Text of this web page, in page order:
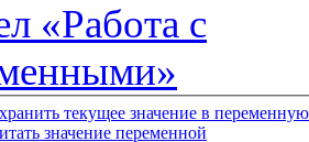
«Работа с
текущее значение в переменную
значение переменной